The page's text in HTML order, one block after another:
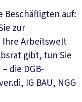
Beschäftigten auf:
zur
Ihre Arbeitswelt
gibt, tun Sie
die DGB-
IG BAU, NGG